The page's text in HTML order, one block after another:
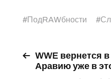
#ПодRAWбности #
WWE вернется
Аравию уже в